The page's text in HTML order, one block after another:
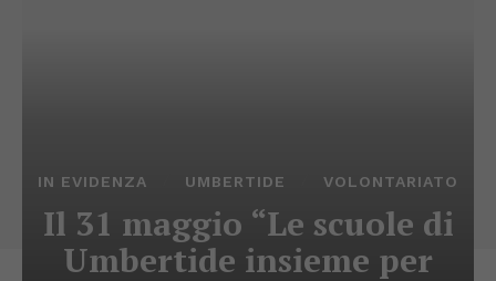
IN EVIDENZA UMBERTIDE VOLONTARIATO
Il 31 maggio “Le scuole di
Umbertide insieme per